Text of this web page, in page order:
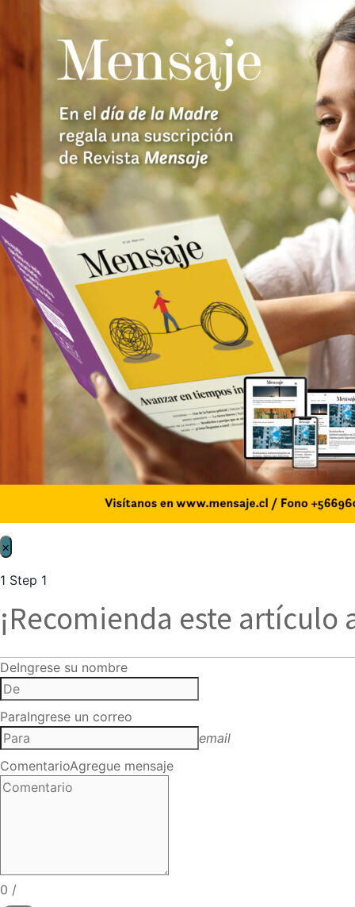
×
1 Step 1
¡Recomienda este artículo
DeIngrese su nombre
ParaIngrese un correo
email
ComentarioAgregue mensaje
0 /